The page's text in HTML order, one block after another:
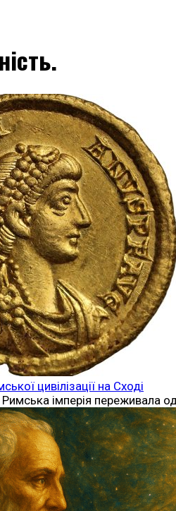
цивілізації на Сході
Римська імперія переживала